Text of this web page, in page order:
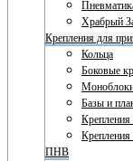
Храбрый
Крепления для
Кольца
Боковые
Базы и
Крепления
ПНВ